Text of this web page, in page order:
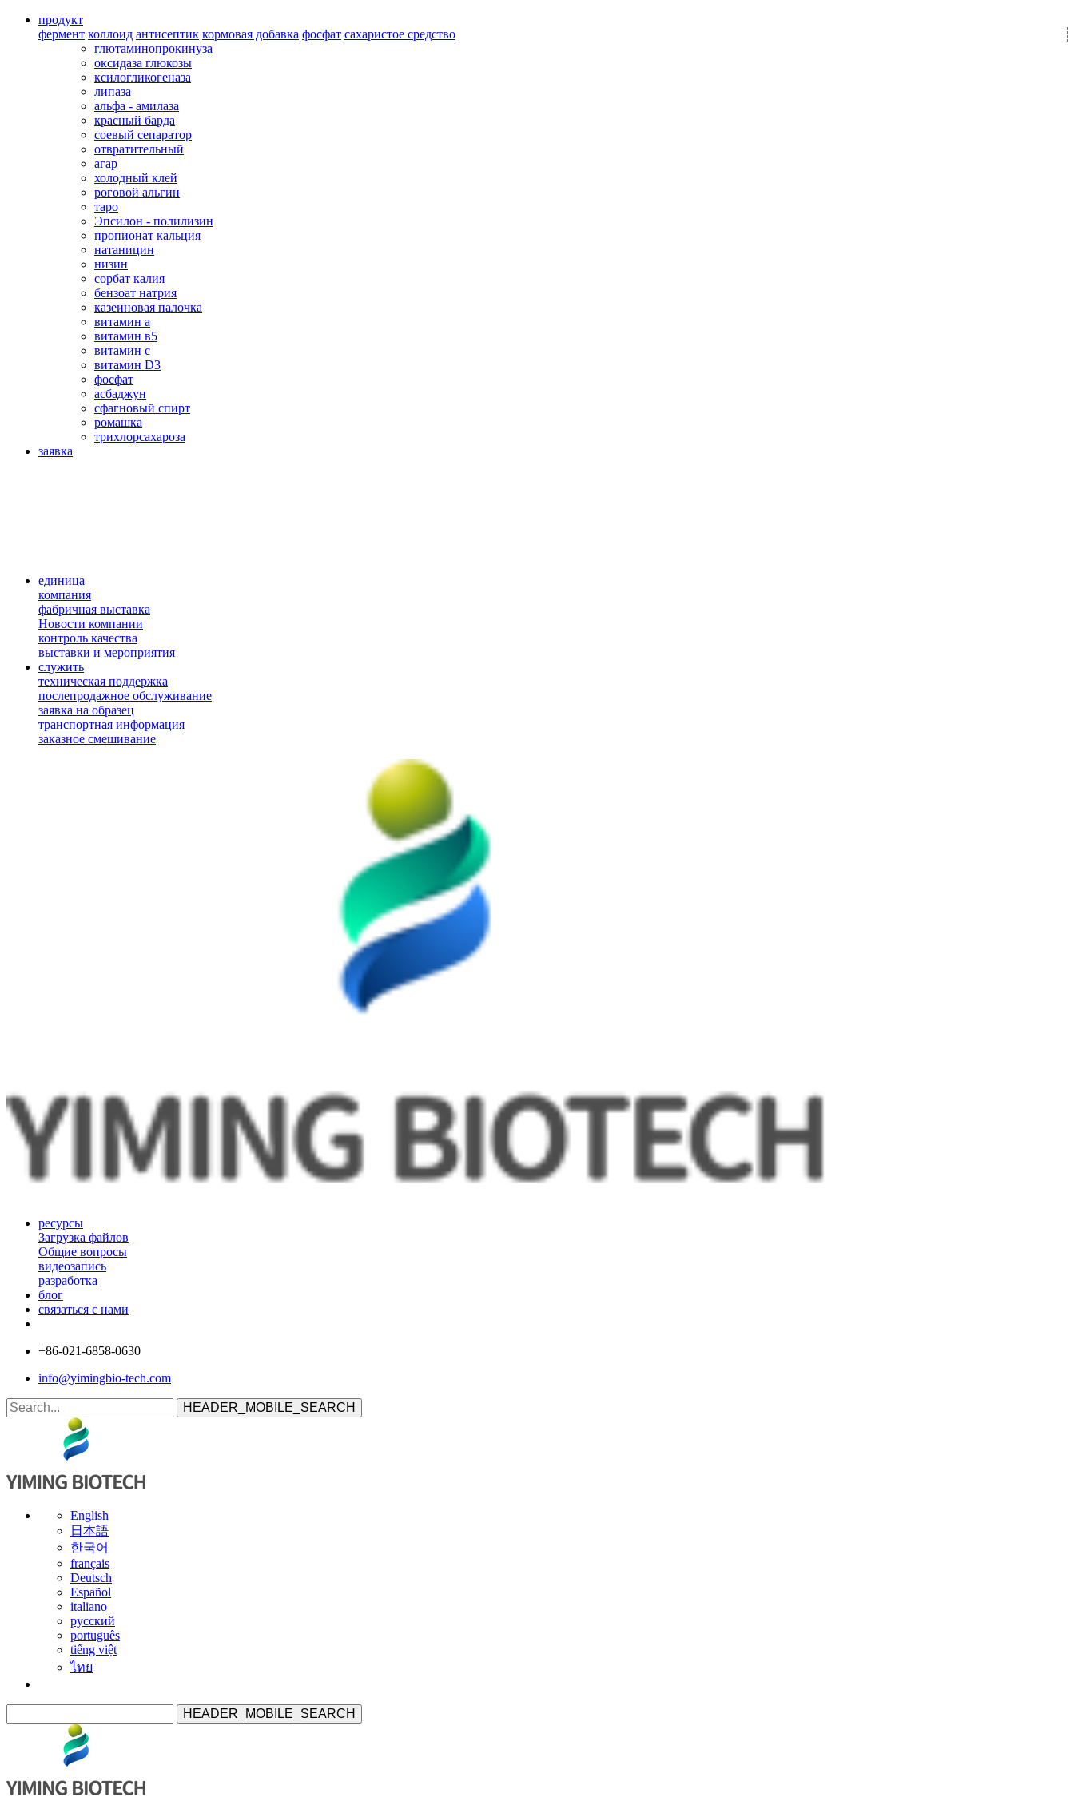
продукт
фермент коллоид антисептик кормовая добавка фосфат сахаристое средство
глютаминопрокинуза
оксидаза глюкозы
ксилогликогеназа
липаза
альфа - амилаза
красный барда
соевый сепаратор
отвратительный
агар
холодный клей
роговой альгин
таро
Эпсилон - полилизин
пропионат кальция
натаницин
низин
сорбат калия
бензоат натрия
казеиновая палочка
витамин а
витамин в5
витамин с
витамин D3
фосфат
асбаджун
сфагновый спирт
ромашка
трихлорсахароза
заявка
единица
компания
фабричная выставка
Новости компании
контроль качества
выставки и мероприятия
служить
техническая поддержка
послепродажное обслуживание
заявка на образец
транспортная информация
заказное смешивание
ресурсы
Загрузка файлов
Общие вопросы
видеозапись
разработка
блог
связаться с нами
+86-021-6858-0630
info@yimingbio-tech.com
HEADER_MOBILE_SEARCH
English
日本語
한국어
français
Deutsch
Español
italiano
русский
português
tiếng việt
ไทย
HEADER_MOBILE_SEARCH